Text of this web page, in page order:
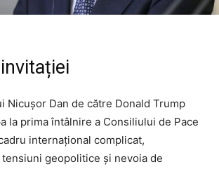
Nicușor Dan de către Donald Trump
la prima întâlnire a Consiliului de Pace
internațional complicat,
geopolitice și nevoia de